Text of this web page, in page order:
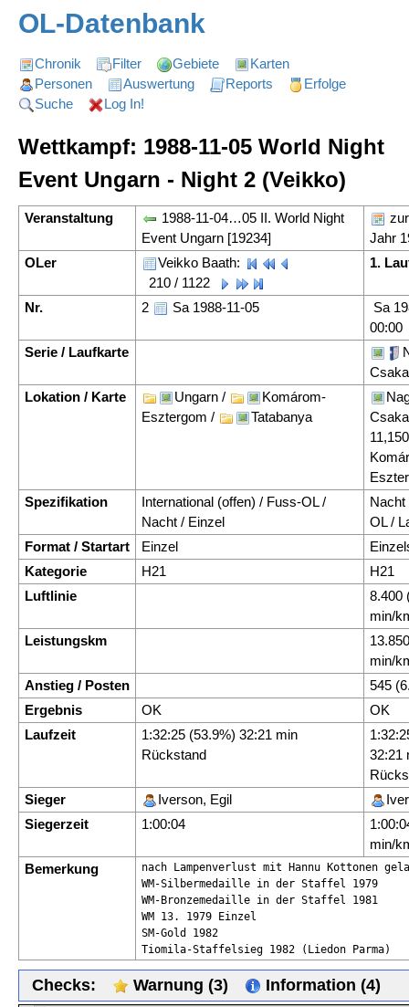
OL-Datenbank
Chronik Filter Gebiete
Karten
Personen
Auswertung Reports
Erfolge
Suche
Log In!
Wettkampf: 1988-11-05 World Night
Event Ungarn - Night 2 (Veikko)
Veranstaltung
1988-11-04…05 II. World Night
Event Ungarn [19234]
Jahr
OLer
Veikko Baath:
210 / 1122
1.
Nr. 2 Sa 1988-11-05
Sa
00:00
Serie / Laufkarte
Lokation / Karte
Ungarn /
Komárom-
Esztergom /
Tatabanya
Spezifikation
International (offen) / Fuss-OL /
Nacht / Einzel
Nacht
OL /
Format / Startart
Einzel
Kategorie
H21
H21
Luftlinie
8.400
min/
Leistungskm
min/
Anstieg / Posten
545
Ergebnis
OK
OK
Laufzeit
1:32:25 (53.9%) 32:21 min
Rückstand
32:21
Sieger
Iverson, Egil
Siegerzeit
1:00:04
min/
Bemerkung
nach Lampenverlust mit Hannu Kottonen
WM-Silbermedaille in der Staffel 1979
WM-Bronzemedaille in der Staffel 1981
WM 13. 1979 Einzel
SM-Gold 1982
Tiomila-Staffelsieg 1982 (Liedon Parma)
Checks: Warnung (3) Information (4)